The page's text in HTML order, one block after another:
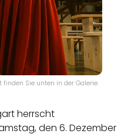
Sie unten in der Galerie.
herrscht
den 6. Dezember